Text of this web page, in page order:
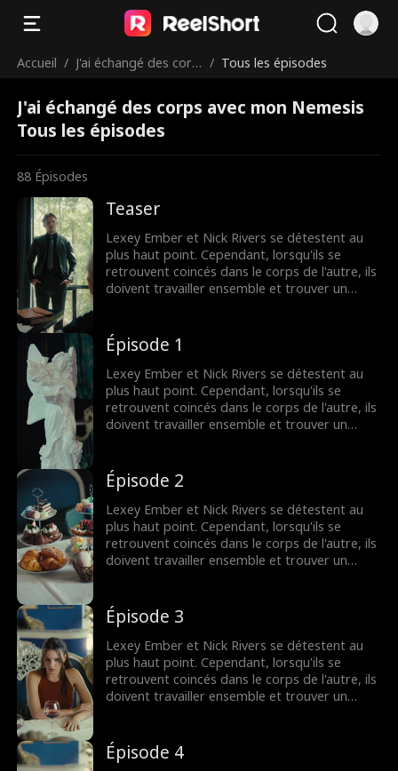
Accueil / J'ai échangé des corp / Tous les épisodes
J'ai échangé des corps avec mon Nemesis
Tous les épisodes
88 Épisodes
Teaser
Lexey Ember et Nick Rivers se détestent au
plus haut point. Cependant, lorsqu'ils se
retrouvent coincés dans le corps de l'autre, ils
doivent travailler ensemble et trouver un
Épisode 1
Lexey Ember et Nick Rivers se détestent au
plus haut point. Cependant, lorsqu'ils se
retrouvent coincés dans le corps de l'autre, ils
doivent travailler ensemble et trouver un
Épisode 2
Lexey Ember et Nick Rivers se détestent au
plus haut point. Cependant, lorsqu'ils se
retrouvent coincés dans le corps de l'autre, ils
doivent travailler ensemble et trouver un
Épisode 3
Lexey Ember et Nick Rivers se détestent au
plus haut point. Cependant, lorsqu'ils se
retrouvent coincés dans le corps de l'autre, ils
doivent travailler ensemble et trouver un
Épisode 4